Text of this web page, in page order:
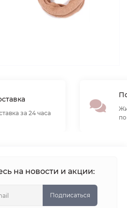
за 24 часа
на новости и акции:
Подписаться